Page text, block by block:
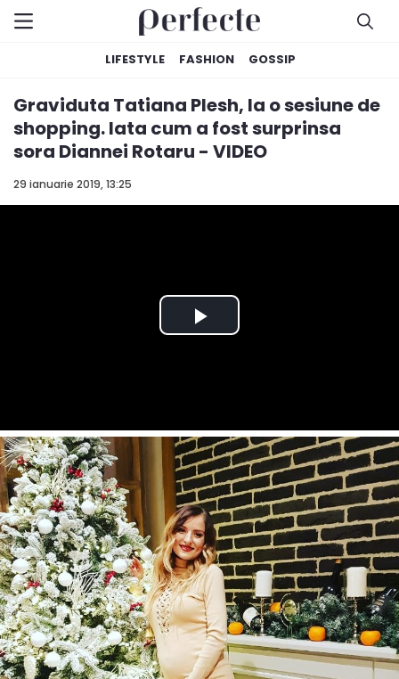
LIFESTYLE FASHION GOSSIP
29 ianuarie 2019, 13:25
Graviduta Tatiana Plesh, la o sesiune de
shopping. Iata cum a fost surprinsa
sora Diannei Rotaru - VIDEO